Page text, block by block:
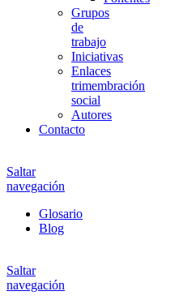
Grupos
de
trabajo
Iniciativas
Enlaces
trimembración
social
Autores
Contacto
Saltar
navegación
Glosario
Blog
Saltar
navegación